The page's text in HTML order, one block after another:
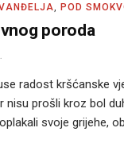
POD
poroda
radost kršćanske
nisu prošli kroz bol
svoje grijehe,